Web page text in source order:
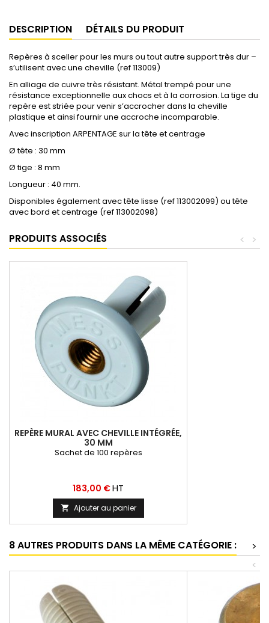
DESCRIPTION DÉTAILS DU PRODUIT
Repères à sceller pour les murs ou tout autre support très dur –
s’utilisent avec une cheville (ref 113009)
En alliage de cuivre très résistant. Métal trempé pour une
résistance exceptionnelle aux chocs et à la corrosion. La tige du
repère est striée pour venir s’accrocher dans la cheville
plastique et ainsi fournir une accroche incomparable.
Avec inscription ARPENTAGE sur la tête et centrage
Ø tête : 30 mm
Ø tige : 8 mm
Longueur : 40 mm.
Disponibles également avec tête lisse (ref 113002099) ou tête
avec bord et centrage (ref 113002098)
PRODUITS ASSOCIÉS >
<
REPÈRE MURAL AVEC CHEVILLE INTÉGRÉE,
30 MM
Sachet de 100 repères
Prix
183,00 €HT
 Ajouter au panier
8 AUTRES PRODUITS DANS LA MÊME CATÉGORIE :
>
<